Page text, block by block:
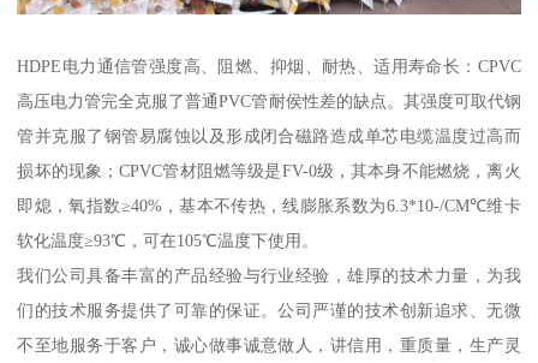
HDPE电力通信管强度高、阻燃、抑烟、耐热、适用寿命长：CPVC
高压电力管完全克服了普通PVC管耐侯性差的缺点。其强度可取代钢
管并克服了钢管易腐蚀以及形成闭合磁路造成单芯电缆温度过高而
损坏的现象；CPVC管材阻燃等级是FV-0级，其本身不能燃烧，离火
即熄，氧指数≥40%，基本不传热，线膨胀系数为6.3*10-/CM℃维卡
软化温度≥93℃，可在105℃温度下使用。
我们公司具备丰富的产品经验与行业经验，雄厚的技术力量，为我
们的技术服务提供了可靠的保证。公司严谨的技术创新追求、无微
不至地服务于客户，诚心做事诚意做人，讲信用，重质量，生产灵